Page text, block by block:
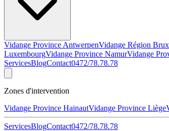
Vidange Province AntwerpenVidange Région
LuxembourgVidange Province NamurVidange
ServicesBlogContact0472/78.78.78
Zones d'intervention
Vidange Province HainautVidange Province Liège
ServicesBlogContact0472/78.78.78